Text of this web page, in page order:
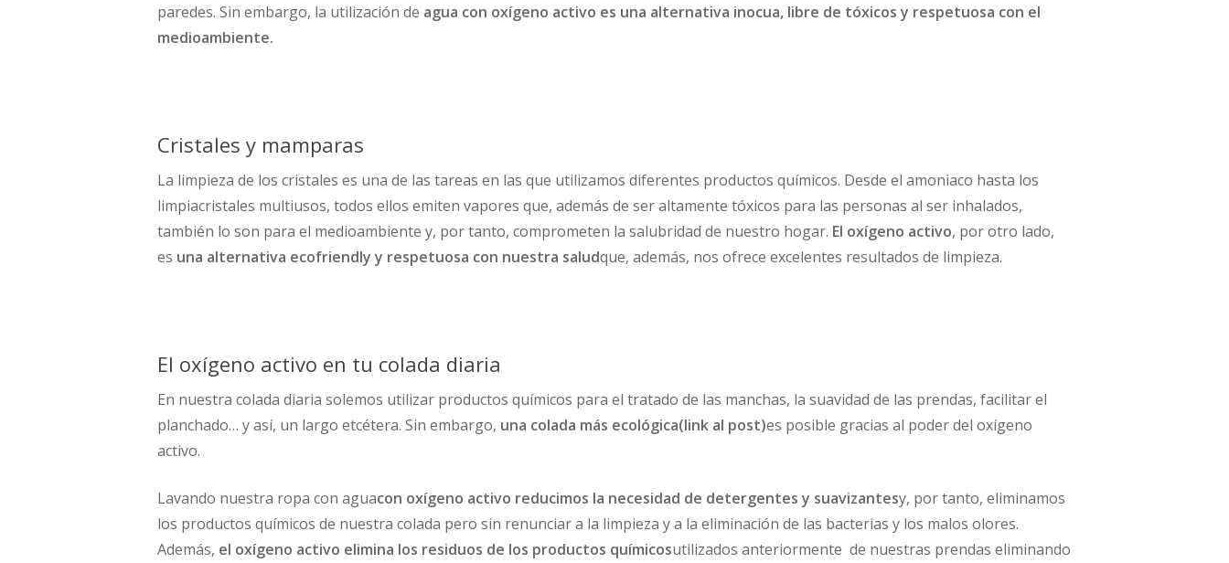
paredes. Sin embargo, la utilización de agua con oxígeno activo es una alternativa inocua, libre de tóxicos y respetuosa con el
medioambiente.
Cristales y mamparas
La limpieza de los cristales es una de las tareas en las que utilizamos diferentes productos químicos. Desde el amoniaco hasta los
limpiacristales multiusos, todos ellos emiten vapores que, además de ser altamente tóxicos para las personas al ser inhalados,
también lo son para el medioambiente y, por tanto, comprometen la salubridad de nuestro hogar. El oxígeno activo, por otro lado,
es una alternativa ecofriendly y respetuosa con nuestra saludque, además, nos ofrece excelentes resultados de limpieza.
El oxígeno activo en tu colada diaria
En nuestra colada diaria solemos utilizar productos químicos para el tratado de las manchas, la suavidad de las prendas, facilitar el
planchado… y así, un largo etcétera. Sin embargo, una colada más ecológica(link al post)es posible gracias al poder del oxígeno
activo.
Lavando nuestra ropa con aguacon oxígeno activo reducimos la necesidad de detergentes y suavizantesy, por tanto, eliminamos
los productos químicos de nuestra colada pero sin renunciar a la limpieza y a la eliminación de las bacterias y los malos olores.
Además, el oxígeno activo elimina los residuos de los productos químicosutilizados anteriormente de nuestras prendas eliminando